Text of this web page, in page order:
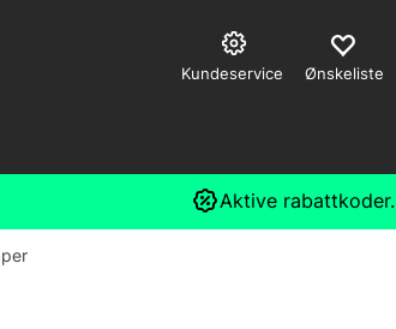
Kundeservice
Aktive rabattkoder.